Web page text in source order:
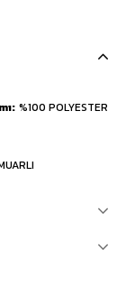
%100 POLYESTER